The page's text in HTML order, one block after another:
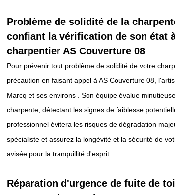
Problème de solidité de la
confiant la vérification de son état
charpentier AS Couverture 08
Pour prévenir tout problème de solidité de votre
précaution en faisant appel à AS Couverture 08,
Marcq et ses environs . Son équipe évalue
charpente, détectant les signes de faiblesse
professionnel évitera les risques de dégradation
spécialiste et assurez la longévité et la sécurité de
avisée pour la tranquillité d'esprit.
Réparation d'urgence de fuite de